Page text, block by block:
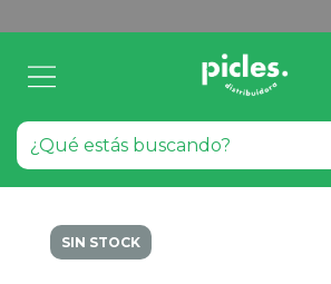
SIN STOCK